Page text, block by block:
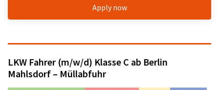
Apply now
LKW Fahrer (m/w/d) Klasse C ab Berlin
Mahlsdorf – Müllabfuhr